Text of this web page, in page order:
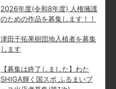
2026年度(令和8年度) 人権擁護
のための作品を募集します！！
津田干拓果樹団地入植者を募集
します
【募集は終了しました】わた
SHIGA輝く国スポ ふるまいブ